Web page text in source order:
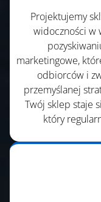
Projektujemy
widoczności w
marketingowe,
odbiorców i
przemyślanej
Twój sklep staje
który